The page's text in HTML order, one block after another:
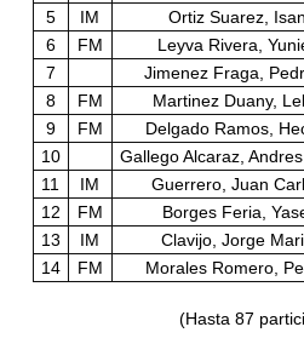
5
IM Ortiz Suarez, Isan
6
FM Leyva Rivera,
7
Jimenez Fraga,
8
FM Martinez Duany,
9
FM Delgado Ramos,
10
Gallego Alcaraz,
11
IM Guerrero, Juan
12
FM Borges Feria,
13
IM Clavijo, Jorge
14
FM Morales Romero,
(Hasta 87